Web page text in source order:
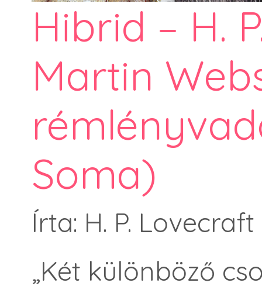
Hibrid – H.
Martin
Soma)
Írta: H. P. Lovecraft
„Két különböző